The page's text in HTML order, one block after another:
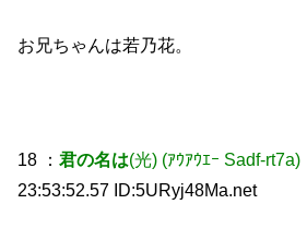
お兄ちゃんは若乃花。
18 ：君の名は(光) (ｱｳｱｳｴｰ Sadf-rt7a)
23:53:52.57 ID:5URyj48Ma.net